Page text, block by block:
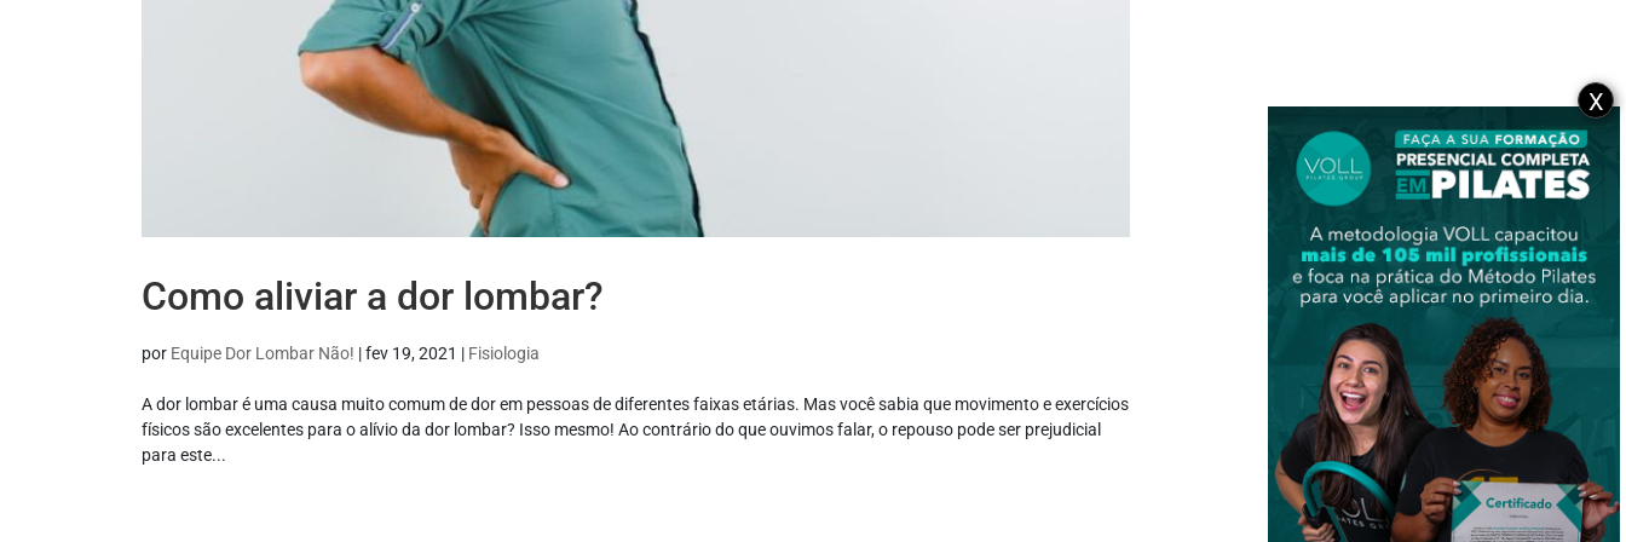
Como aliviar a dor lombar?
por Equipe Dor Lombar Não! |fev 19, 2021 | Fisiologia
A dor lombar é uma causa muito comum de dor em pessoas de diferentes faixas etárias. Mas você sabia que movimento e exercícios
físicos são excelentes para o alívio da dor lombar? Isso mesmo! Ao contrário do que ouvimos falar, o repouso pode ser prejudicial
para este...
X